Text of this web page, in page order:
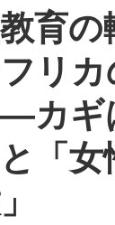
育
リ
カギ
「